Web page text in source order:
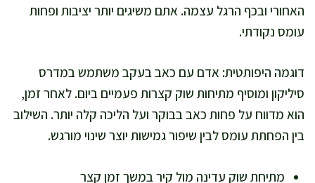
האחורי ובכף הרגל עצמה. אתם משיגים יותר יציבות ופחות
עומס נקודתי.
דוגמה היפותטית: אדם עם כאב בעקב משתמש במדרס
סיליקון ומוסיף מתיחות שוק קצרות פעמיים ביום. לאחר זמן,
הוא מדווח על פחות כאב בבוקר ועל הליכה קלה יותר. השילוב
בין הפחתת עומס לבין שיפור גמישות יוצר שינוי מורגש.
מתיחת שוק עדינה מול קיר במשך זמן קצר